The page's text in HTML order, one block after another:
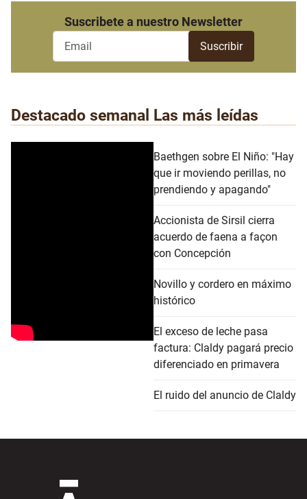
Suscribete a nuestro Newsletter
Destacado semanal Las más leídas
Baethgen sobre El Niño: "Hay
que ir moviendo perillas, no
prendiendo y apagando"
Accionista de Sirsil cierra
acuerdo de faena a façon
con Concepción
Novillo y cordero en máximo
histórico
El exceso de leche pasa
factura: Claldy pagará precio
diferenciado en primavera
El ruido del anuncio de Claldy